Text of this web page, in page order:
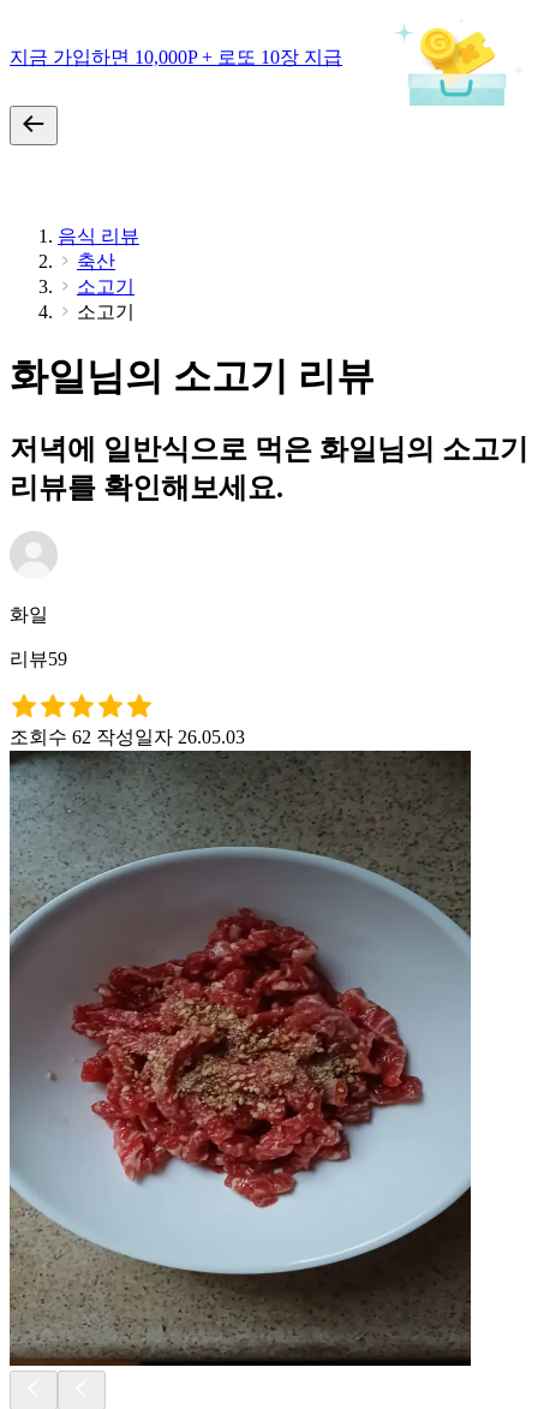
지금 가입하면 10,000P + 로또 10장 지급
음식 리뷰
축산
소고기
소고기
화일님의 소고기 리뷰
저녁에 일반식으로 먹은 화일님의 소고기
리뷰를 확인해보세요.
화일
리뷰59
조회수 62 작성일자 26.05.03